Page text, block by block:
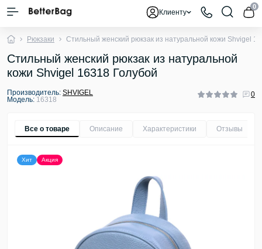
Клиенту
0
Рюкзаки Стильный женский рюкзак из натуральной кожи Shvigel
Стильный женский рюкзак из натуральной
кожи Shvigel 16318 Голубой
Производитель: SHVIGEL
Модель: 16318
0
Все о товаре Описание Характеристики Отзывы
Хит Акция